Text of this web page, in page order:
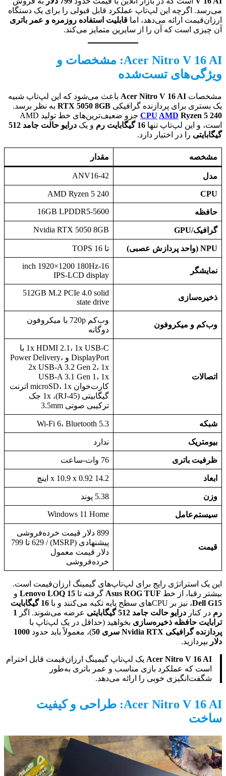
می‌رسد. اگرچه این لپ‌تاپ عملکرد قابل قبولی را برای یک دستگاه
ارزان‌قیمت ارائه می‌دهد، اما قابلیت استفاده روزمره و عمر باتری
آن چیزی است که آن را از سایرین متمایز می‌کند.
Acer Nitro V 16 AI: مشخصات و
ویژگی‌های تست‌شده
مشخصات Acer Nitro V 16 AI باعث می‌شود که این لپ‌تاپ شبیه
یک بستری برای پردازنده گرافیکی RTX 5050 8GB به نظر برسد.
CPU AMD Ryzen 5 240
جزو ضعیف‌ترین‌های خط تولید AMD
است، و این لپ‌تاپ تنها 16 گیگابایت رم و یک
درایو حالت جامد 512
گیگابایتی را در اختیار دارد.
مشخصه مقدار
مدل ANV16-42
CPU
AMD Ryzen 5 240
حافظه 16GB LPDDR5-5600
گرافیک/GPU Nvidia RTX 5050 8GB
NPU (واحد پردازش عصبی) تا 16 TOPS
نمایشگر
16-inch 1920×1200 180Hz
IPS-LCD display
ذخیره‌سازی
512GB M.2 PCIe 4.0 solid
state drive
وب‌کم و میکروفون
وب‌کم 720p با میکروفون
دوگانه
اتصالات
1x HDMI 2.1، 1x USB-C با
DisplayPort و Power Delivery،
2x USB-A 3.2 Gen 2، 1x
USB-A 3.1 Gen 1، 1x
کارت‌خوان microSD، 1x اترنت
گیگابیتی (RJ-45)، 1x جک
ترکیبی صوتی 3.5mm
شبکه Wi-Fi 6، Bluetooth 5.3
بیومتریک ندارد
ظرفیت باتری 76 وات-ساعت
ابعاد 14.2 x 10.9 x 0.92 اینچ
وزن 5.38 پوند
سیستم‌عامل Windows 11 Home
قیمت
899 دلار قیمت خرده‌فروشی
پیشنهادی (MSRP) / 629 تا 799
دلار قیمت معمول
خرده‌فروشی
این یک استراتژی رایج برای لپ‌تاپ‌های گیمینگ ارزان‌قیمت است.
بیشتر رقبا، از خط Asus ROG TUF گرفته تا Lenovo LOQ 15 و
Dell G15، نیز بر CPU‌های سطح پایه تکیه می‌کنند و با
16 گیگابایت
رم در کنار درایو حالت جامد 512 گیگابایتی عرضه می‌شوند. اگر
1
ترابایت حافظه ذخیره‌سازی بخواهید (حداقل در یک لپ‌تاپ با
پردازنده گرافیکی Nvidia RTX سری 50
)، معمولاً باید حدود 1000
دلار بپردازید.
Acer Nitro V 16 AI یک لپ‌تاپ گیمینگ ارزان‌قیمت قابل احترام
است که عملکرد بازی مناسب و عمر باتری به‌طور
شگفت‌انگیزی خوبی را ارائه می‌دهد.
Acer Nitro V 16 AI: طراحی و کیفیت
ساخت